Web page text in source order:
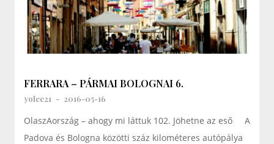
FERRARA – PÁRMAI BOLOGNAI 6.
yolee21 - 2016-05-16
OlaszAország – ahogy mi láttuk 102. Jöhetne az eső A
Padova és Bologna közötti száz kilométeres autópálya